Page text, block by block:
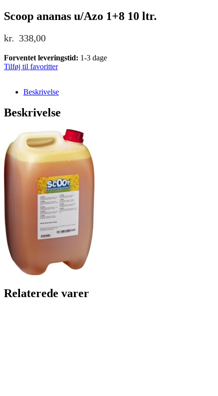
Scoop ananas u/Azo 1+8 10 ltr.
kr. 338,00
Forventet leveringstid: 1-3 dage
Tilføj til favoritter
Beskrivelse
Beskrivelse
Relaterede varer